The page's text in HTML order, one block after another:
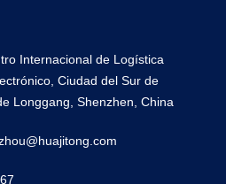
Internacional de Logística
Ciudad del Sur de
Longgang, Shenzhen, China